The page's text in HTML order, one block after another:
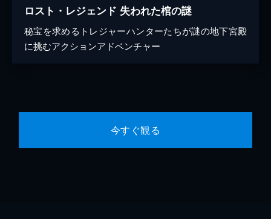
ロスト・レジェンド 失われた棺の謎
秘宝を求めるトレジャーハンターたちが謎の地下宮殿
に挑むアクションアドベンチャー
今すぐ観る